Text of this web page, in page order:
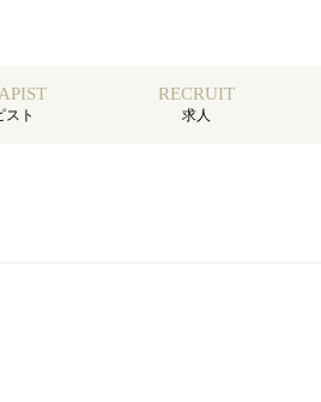
スト
RECRUIT
求人